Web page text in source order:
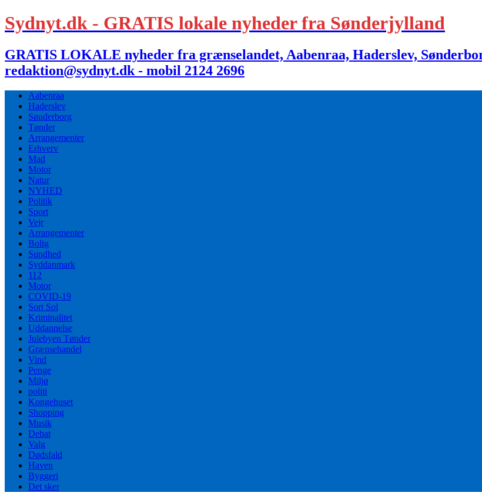
Sydnyt.dk - GRATIS lokale nyheder fra Sønderjylland
GRATIS LOKALE nyheder fra grænselandet, Aabenraa, Haderslev,
redaktion@sydnyt.dk - mobil 2124 2696
Aabenraa
Haderslev
Sønderborg
Tønder
Arrangementer
Erhverv
Mad
Motor
Natur
NYHED
Politik
Sport
Vejr
Arrangementer
Bolig
Sundhed
Syddanmark
112
Motor
COVID-19
Sort Sol
Kriminalitet
Uddannelse
Julebyen Tønder
Grænsehandel
Vind
Penge
Miljø
politi
Kongehuset
Shopping
Musik
Debat
Valg
Dødsfald
Haven
Byggeri
Det sker